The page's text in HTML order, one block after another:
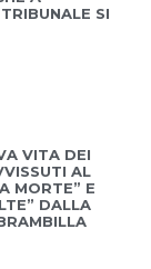
SI
VITA DEI
AL
MORTE” E
DALLA